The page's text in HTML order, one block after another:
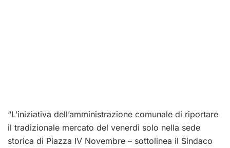
“L’iniziativa dell’amministrazione comunale di riportare
il tradizionale mercato del venerdì solo nella sede
storica di Piazza IV Novembre – sottolinea il Sindaco